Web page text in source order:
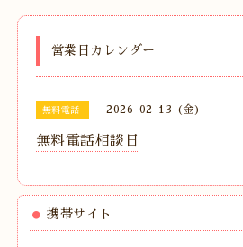
営業日カレンダー
無料電話 2026-02-13 (金)
無料電話相談日
携帯サイト